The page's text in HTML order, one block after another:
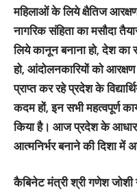
महिलाओं के लिये क्षैतिज
नागरिक संहिता का मसौदा
लिये कानून बनाना हो, देश
हो, आंदोलनकारियों को आरक्षण
प्राप्त कर रहे प्रदेश के
कदम हों, इन सभी महत्वपूर्ण
किया है। आज प्रदेश के
आत्मनिर्भर बनाने की दिशा में
कैबिनेट मंत्री श्री गणेश जोशी